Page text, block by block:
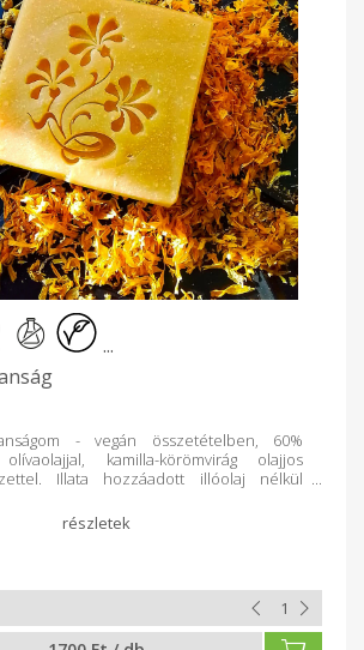
...
- vegán összetételben, 60%
kamilla-körömvirág olajjos
Illata hozzáadott illóolaj nélkül
Érzékeny és általános bőrtípusra, fürdő-
ajánlva. "A körömvirág nyugtató,
a bőröregedést. Fertőtlenítő és
sebgyógyulást elősegítő tulajdonságai
betegségek kezelésére ajánlott.